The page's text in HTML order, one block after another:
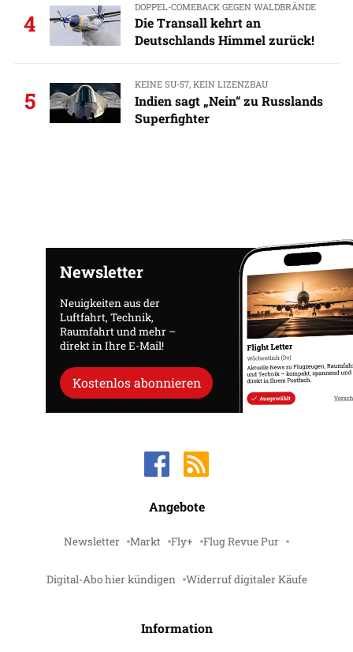
4
DOPPEL-COMEBACK GEGEN WALDBRÄNDE
Die Transall kehrt an
Deutschlands Himmel zurück!
5
KEINE SU-57, KEIN LIZENZBAU
Indien sagt „Nein“ zu Russlands
Superfighter
Newsletter
Neuigkeiten aus der
Luftfahrt, Technik,
Raumfahrt und mehr –
direkt in Ihre E-Mail!
Kostenlos abonnieren
Angebote
Newsletter Markt Fly+ Flug Revue Pur
Digital-Abo hier kündigen Widerruf digitaler Käufe
Information